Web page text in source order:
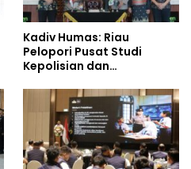
Kadiv Humas: Riau
Pelopori Pusat Studi
Kepolisian dan
Policing Masuki Babak